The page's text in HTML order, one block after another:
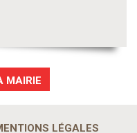
MAIRIE
LÉGALES